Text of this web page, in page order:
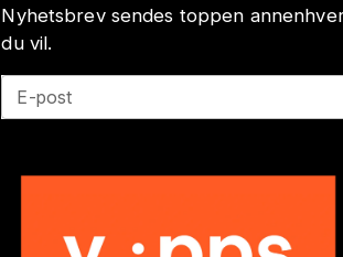
Nyhetsbrev sendes toppen
du vil.
E-post